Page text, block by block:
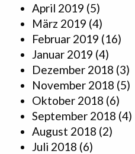
April 2019 (5)
März 2019 (4)
Februar 2019 (16)
Januar 2019 (4)
Dezember 2018 (3)
November 2018 (5)
Oktober 2018 (6)
September 2018 (4)
August 2018 (2)
Juli 2018 (6)